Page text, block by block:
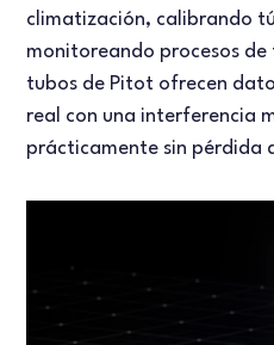
climatización, calibrando
monitoreando procesos
tubos de Pitot ofrecen
real con una interferencia
prácticamente sin pérdida